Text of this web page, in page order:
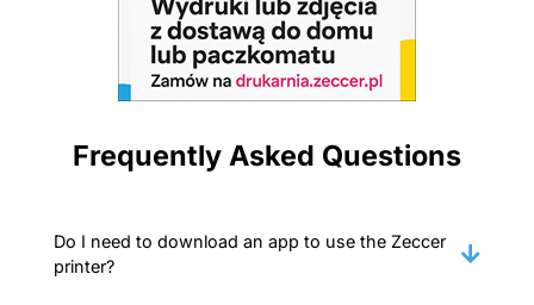
Frequently Asked Questions
Do I need to download an app to use the Zeccer
printer?